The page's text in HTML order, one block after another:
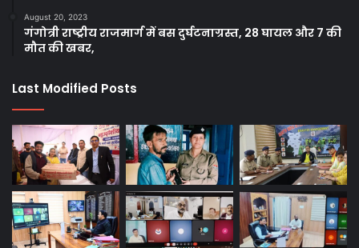
August 20, 2023
गंगोत्री राष्ट्रीय राजमार्ग में बस दुर्घटनाग्रस्त, 28 घायल और 7 की
मौत की खबर,
Last Modified Posts